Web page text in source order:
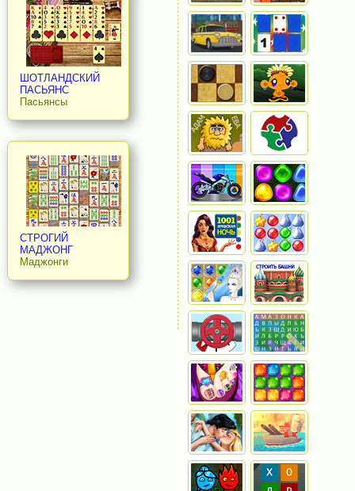
ШОТЛАНДСКИЙ
ПАСЬЯНС
Пасьянсы
СТРОГИЙ
МАДЖОНГ
Маджонги